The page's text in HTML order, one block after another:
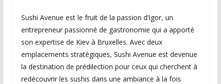
Sushi Avenue est le fruit de la passion d’Igor, un
entrepreneur passionné de gastronomie qui a apporté
son expertise de Kiev à Bruxelles. Avec deux
emplacements stratégiques, Sushi Avenue est devenue
la destination de prédilection pour ceux qui cherchent à
redécouvrir les sushis dans une ambiance à la fois